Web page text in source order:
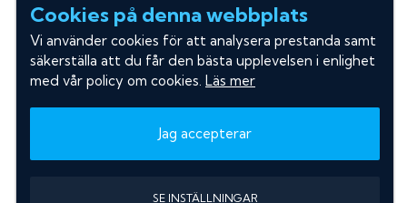
Cookies på denna webbplats
Vi använder cookies för att analysera prestanda samt
säkerställa att du får den bästa upplevelsen i enlighet
med vår policy om cookies. Läs mer
Jag accepterar
SE INSTÄLLNINGAR